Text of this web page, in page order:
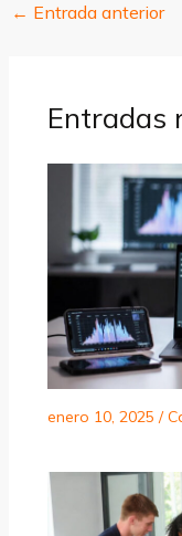
← Entrada anterior
Entradas
enero 10, 2025 /